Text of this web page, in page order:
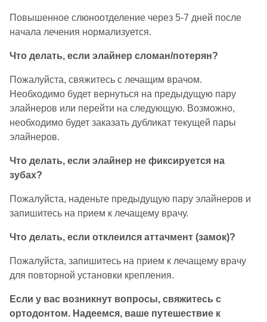
Повышенное слюноотделение через 5-7 дней после
начала лечения нормализуется.
Что делать, если элайнер сломан/потерян?
Пожалуйста, свяжитесь с лечащим врачом.
Необходимо будет вернуться на предыдущую пару
элайнеров или перейти на следующую. Возможно,
необходимо будет заказать дубликат текущей пары
элайнеров.
Что делать, если элайнер не фиксируется на
зубах?
Пожалуйста, наденьте предыдущую пару элайнеров и
запишитесь на прием к лечащему врачу.
Что делать, если отклеился аттачмент (замок)?
Пожалуйста, запишитесь на прием к лечащему врачу
для повторной установки крепления.
Если у вас возникнут вопросы, свяжитесь с
ортодонтом. Надеемся, ваше путешествие к